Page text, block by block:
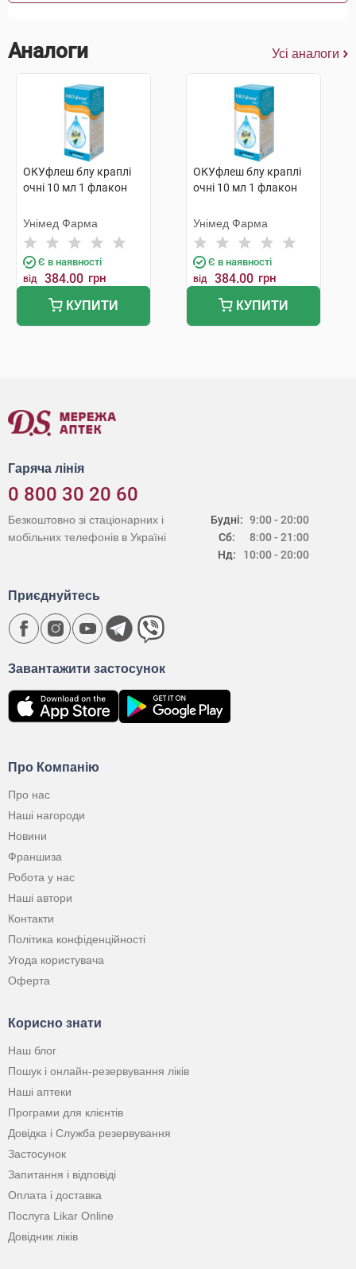
Аналоги Усі аналоги
ОКУфлеш блу краплі
очні 10 мл 1 флакон
Унімед Фарма
Є в наявності
від 384.00 грн
КУПИТИ
ОКУфлеш блу краплі
очні 10 мл 1 флакон
Унімед Фарма
Є в наявності
від 384.00 грн
КУПИТИ
Гаряча лінія
0 800 30 20 60
Будні:
Сб:
Нд:
9:00 - 20:00
8:00 - 21:00
10:00 - 20:00
Безкоштовно зі стаціонарних і
мобільних телефонів в Україні
Про Компанію
Про нас
Наші нагороди
Новини
Франшиза
Робота у нас
Наші автори
Контакти
Політика конфіденційності
Угода користувача
Оферта
Корисно знати
Наш блог
Пошук і онлайн-резервування ліків
Наші аптеки
Програми для клієнтів
Довідка і Служба резервування
Застосунок
Запитання і відповіді
Оплата і доставка
Послуга Likar Online
Довідник ліків
Завантажити застосунок
Приєднуйтесь